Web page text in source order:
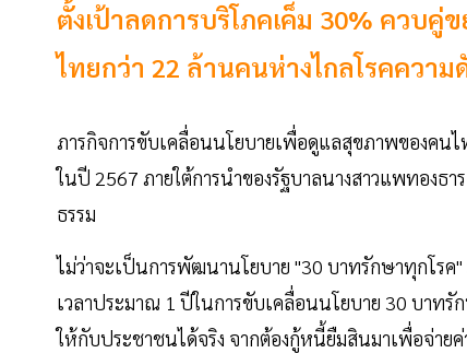
ตั้งเป้าลดการบริโภคเค็ม 30% ควบคู่
ไทยกว่า 22 ล้านคนห่างไกลโรคความ
ภารกิจการขับเคลื่อนนโยบายเพื่อดูแลสุขภาพของคน
ในปี 2567 ภายใต้การนำของรัฐบาลนางสาวแพทองธ
ธรรม
ไม่ว่าจะเป็นการพัฒนานโยบาย "30 บาทรักษาทุกโรค
เวลาประมาณ 1 ปีในการขับเคลื่อนนโยบาย 30 บาท
ให้กับประชาชนได้จริง จากต้องกู้หนี้ยืมสินมาเพื่อจ่ายค่